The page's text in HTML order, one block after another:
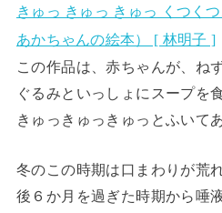
きゅっ きゅっ きゅっ くつく
あかちゃんの絵本） [ 林明子 ]
この作品は、赤ちゃんが、ね
ぐるみといっしょにスープを
きゅっきゅっきゅっとふいて
冬のこの時期は口まわりが荒
後６か月を過ぎた時期から唾